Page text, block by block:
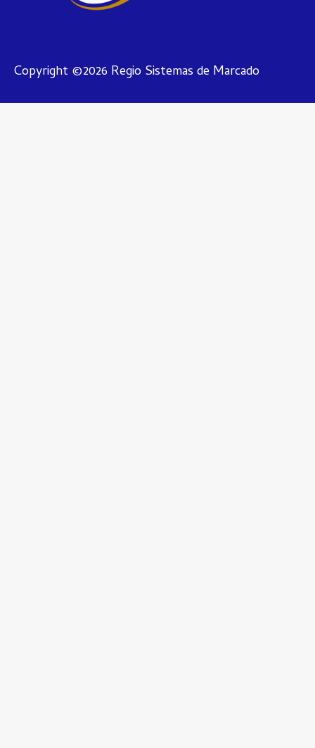
Copyright ©2026 Regio Sistemas de Marcado